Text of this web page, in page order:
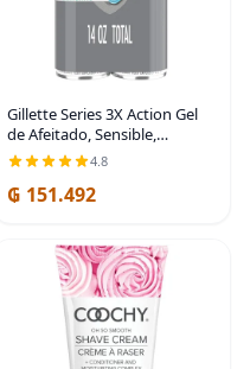
Gillette Series 3X Action Gel
de Afeitado, Sensible,
Paquete Doble, 7 oz (Paquete
de 2)
4.8
₲ 151.492